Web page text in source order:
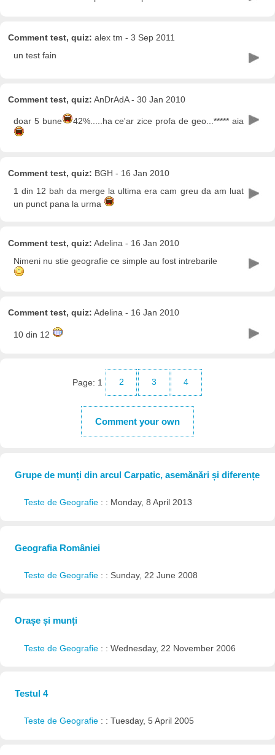
Comment test, quiz: alex tm - 3 Sep 2011
un test fain
Comment test, quiz: AnDrAdA - 30 Jan 2010
doar 5 bune 42%.....ha ce'ar zice profa de geo...***** aia
Comment test, quiz: BGH - 16 Jan 2010
1 din 12 bah da merge la ultima era cam greu da am luat
un punct pana la urma
Comment test, quiz: Adelina - 16 Jan 2010
Nimeni nu stie geografie ce simple au fost intrebarile
Comment test, quiz: Adelina - 16 Jan 2010
10 din 12
Page: 1 2 3 4
Comment your own
Grupe de munți din arcul Carpatic, asemănări și diferențe
Teste de Geografie : : Monday, 8 April 2013
Geografia României
Teste de Geografie : : Sunday, 22 June 2008
Orașe și munți
Teste de Geografie : : Wednesday, 22 November 2006
Testul 4
Teste de Geografie : : Tuesday, 5 April 2005